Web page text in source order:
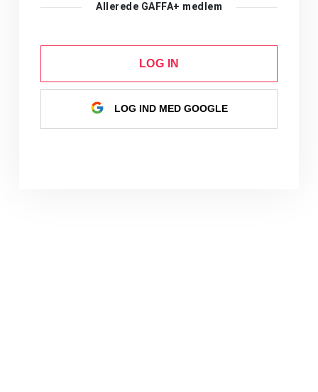
Allerede GAFFA+ medlem
LOG IN
LOG IND MED GOOGLE